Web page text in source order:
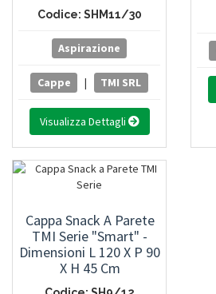
Codice: SHM11/30
Aspirazione
Cappe | TMI SRL
Visualizza Dettagli
Cappa Snack A Parete
TMI Serie "Smart" -
Dimensioni L 120 X P 90
X H 45 Cm